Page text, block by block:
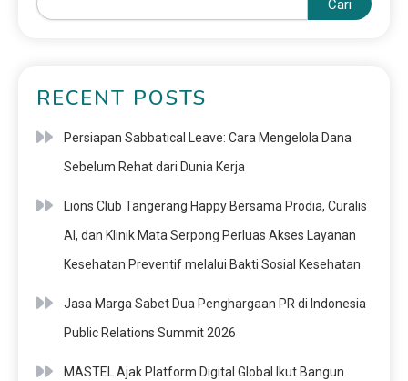
Cari
RECENT POSTS
Persiapan Sabbatical Leave: Cara Mengelola Dana
Sebelum Rehat dari Dunia Kerja
Lions Club Tangerang Happy Bersama Prodia, Curalis
AI, dan Klinik Mata Serpong Perluas Akses Layanan
Kesehatan Preventif melalui Bakti Sosial Kesehatan
Jasa Marga Sabet Dua Penghargaan PR di Indonesia
Public Relations Summit 2026
MASTEL Ajak Platform Digital Global Ikut Bangun